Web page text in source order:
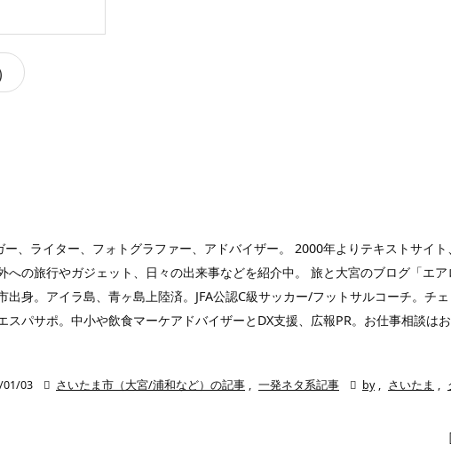
、ライター、フォトグラファー、アドバイザー。 2000年よりテキストサイ
への旅行やガジェット、日々の出来事などを紹介中。 旅と大宮のブログ「エ
出身。アイラ島、青ヶ島上陸済。JFA公認C級サッカー/フットサルコーチ。チ
スパサポ。中小や飲食マーケアドバイザーとDX支援、広報PR。お仕事相談はお
01/03  さいたま市（大宮/浦和など）の記事 , 一発ネタ系記事  by , さいたま ,